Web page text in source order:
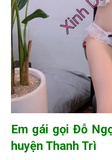
Em gái gọi Đỗ
huyện Thanh Trì